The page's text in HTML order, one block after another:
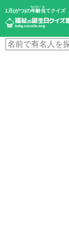
1月(がつ)の年齢
ねんれい
当
あ
てクイズ